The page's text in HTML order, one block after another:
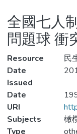
Statistics
全國七人
問題球 衝
Resource
民
Date
Issued
Date
URI
Subjects
橄
Type